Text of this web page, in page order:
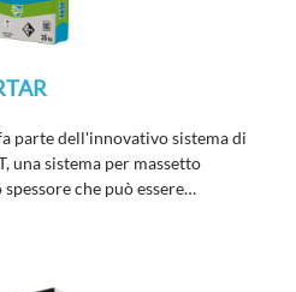
parte dell'innovativo sistema di
una sistema per massetto
che può essere